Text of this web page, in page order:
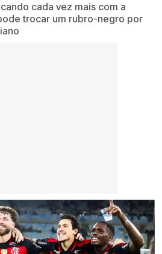
cada vez mais com a
trocar um rubro-negro por